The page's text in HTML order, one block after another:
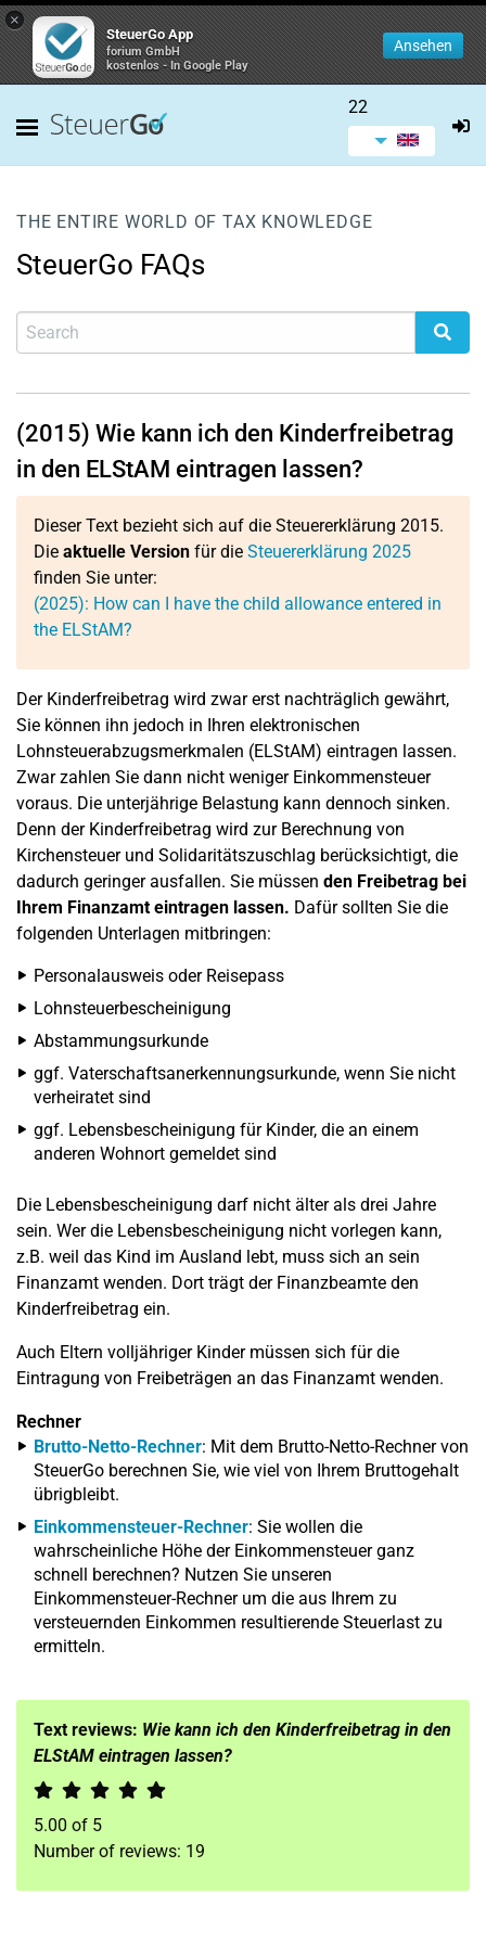
×
SteuerGo App
forium GmbH
kostenlos - In Google Play
Ansehen
22
THE ENTIRE WORLD OF TAX KNOWLEDGE
SteuerGo FAQs
(2015) Wie kann ich den Kinderfreibetrag
in den ELStAM eintragen lassen?
Dieser Text bezieht sich auf die Steuererklärung 2015.
Die aktuelle Version für die Steuererklärung 2025
finden Sie unter:
(2025): How can I have the child allowance entered in
the ELStAM?
Der Kinderfreibetrag wird zwar erst nachträglich gewährt,
Sie können ihn jedoch in Ihren elektronischen
Lohnsteuerabzugsmerkmalen (ELStAM) eintragen lassen.
Zwar zahlen Sie dann nicht weniger Einkommensteuer
voraus. Die unterjährige Belastung kann dennoch sinken.
Denn der Kinderfreibetrag wird zur Berechnung von
Kirchensteuer und Solidaritätszuschlag berücksichtigt, die
dadurch geringer ausfallen. Sie müssen den Freibetrag bei
Ihrem Finanzamt eintragen lassen. Dafür sollten Sie die
folgenden Unterlagen mitbringen:
Personalausweis oder Reisepass
Lohnsteuerbescheinigung
Abstammungsurkunde
ggf. Vaterschaftsanerkennungsurkunde, wenn Sie nicht
verheiratet sind
ggf. Lebensbescheinigung für Kinder, die an einem
anderen Wohnort gemeldet sind
Die Lebensbescheinigung darf nicht älter als drei Jahre
sein. Wer die Lebensbescheinigung nicht vorlegen kann,
z.B. weil das Kind im Ausland lebt, muss sich an sein
Finanzamt wenden. Dort trägt der Finanzbeamte den
Kinderfreibetrag ein.
Auch Eltern volljähriger Kinder müssen sich für die
Eintragung von Freibeträgen an das Finanzamt wenden.
Rechner
Brutto-Netto-Rechner: Mit dem Brutto-Netto-Rechner von
SteuerGo berechnen Sie, wie viel von Ihrem Bruttogehalt
übrigbleibt.
Einkommensteuer-Rechner: Sie wollen die
wahrscheinliche Höhe der Einkommensteuer ganz
schnell berechnen? Nutzen Sie unseren
Einkommensteuer-Rechner um die aus Ihrem zu
versteuernden Einkommen resultierende Steuerlast zu
ermitteln.
Text reviews: Wie kann ich den Kinderfreibetrag in den
ELStAM eintragen lassen?
5.00 of 5
Number of reviews: 19